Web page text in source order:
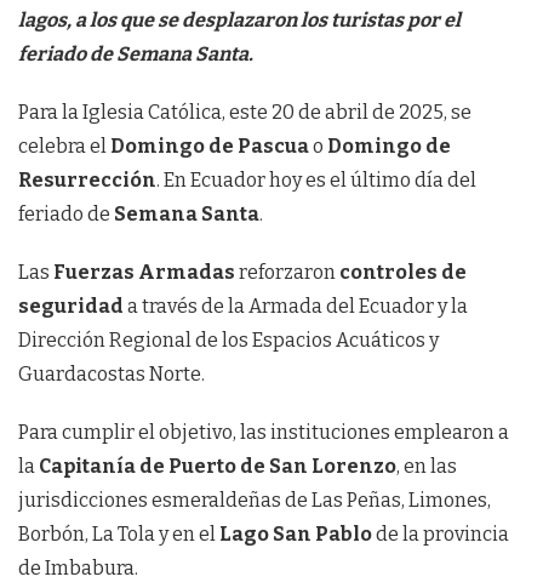
lagos, a los que se desplazaron los turistas por el
feriado de Semana Santa.
Para la Iglesia Católica, este 20 de abril de 2025, se
celebra el Domingo de Pascuao Domingo de
Resurrección. En Ecuador hoy es el último día del
feriado de Semana Santa.
Las Fuerzas Armadas reforzaron controles de
seguridad a través de la Armada del Ecuador y la
Dirección Regional de los Espacios Acuáticos y
Guardacostas Norte.
Para cumplir el objetivo, las instituciones emplearon a
la Capitanía de Puerto de San Lorenzo, en las
jurisdicciones esmeraldeñas de Las Peñas, Limones,
Borbón, La Tola y en el Lago San Pablode la provincia
de Imbabura.